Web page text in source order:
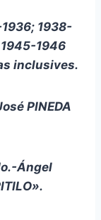
1938-
1946
inclusives.
PINEDA
Ángel